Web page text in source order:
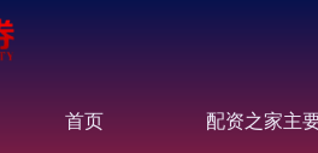
首页 配资之家主